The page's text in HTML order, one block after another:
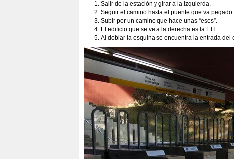
Salir de la estación y girar a la izquierda.
Seguir el camino hasta el puente que va pegado
Subir por un camino que hace unas “eses”.
El edificio que se ve a la derecha es la FTI.
Al doblar la esquina se encuentra la entrada del